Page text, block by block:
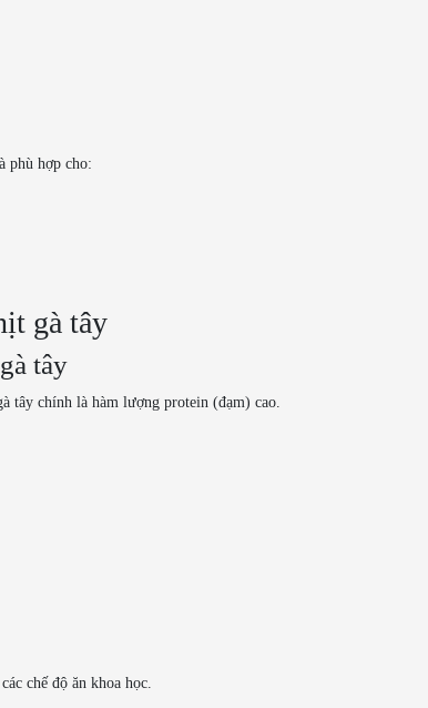
phù hợp cho:
gà tây
tây
tây chính là hàm lượng protein (đạm) cao.
chế độ ăn khoa học.